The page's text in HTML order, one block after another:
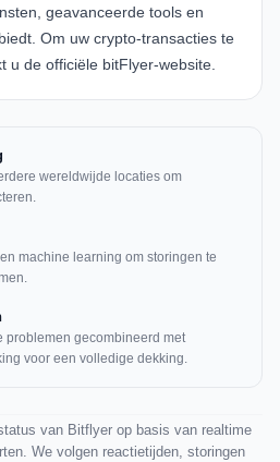
geavanceerde tools en
Om uw crypto-transacties te
u de officiële bitFlyer-website.
wereldwijde locaties om
machine learning om storingen te
problemen gecombineerd met
voor een volledige dekking.
van Bitflyer op basis van realtime
We volgen reactietijden, storingen